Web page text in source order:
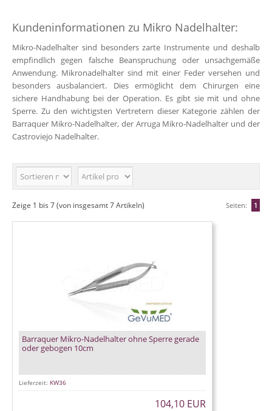
Kundeninformationen zu Mikro Nadelhalter:
Mikro-Nadelhalter sind besonders zarte Instrumente und deshalb
empfindlich gegen falsche Beanspruchung oder unsachgemäße
Anwendung. Mikronadelhalter sind mit einer Feder versehen und
besonders ausbalanciert. Dies ermöglicht dem Chirurgen eine
sichere Handhabung bei der Operation. Es gibt sie mit und ohne
Sperre. Zu den wichtigsten Vertretern dieser Kategorie zählen der
Barraquer Mikro-Nadelhalter, der Arruga Mikro-Nadelhalter und der
Castroviejo Nadelhalter.
Zeige 1 bis 7(von insgesamt7Artikeln) Seiten: 1
Barraquer Mikro-Nadelhalter ohne Sperre gerade
oder gebogen 10cm
Lieferzeit: KW36
104,10 EUR